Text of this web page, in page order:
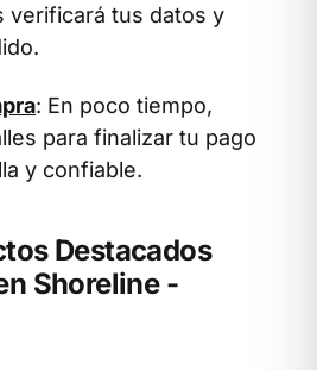
verificará tus datos y
: En poco tiempo,
para finalizar tu pago
y confiable.
Destacados
Shoreline -